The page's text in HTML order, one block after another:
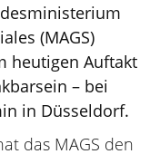
(MAGS)
heutigen Auftakt
– bei
in Düsseldorf.
das MAGS den